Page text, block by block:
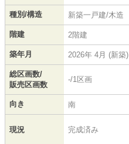
種別/構造 新築一戸建/木造
階建 2階建
築年月 2026年 4月 (新築)
総区画数/
販売区画数
-/1区画
向き 南
現況 完成済み